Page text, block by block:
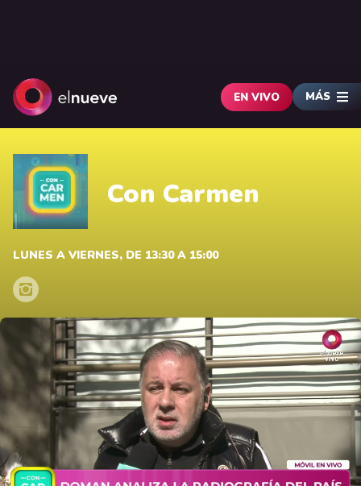
EN VIVO MÁS
Con Carmen
LUNES A VIERNES, DE 13:30 A 15:00